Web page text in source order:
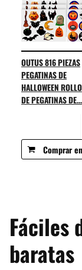
OUTUS 816 PIEZAS
PEGATINAS DE
HALLOWEEN ROLLO
DE PEGATINAS DE...
Comprar
Fáciles
baratas